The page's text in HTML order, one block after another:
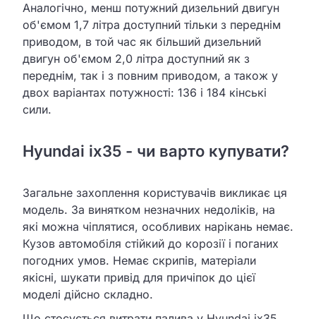
Аналогічно, менш потужний дизельний двигун
об'ємом 1,7 літра доступний тільки з переднім
приводом, в той час як більший дизельний
двигун об'ємом 2,0 літра доступний як з
переднім, так і з повним приводом, а також у
двох варіантах потужності: 136 і 184 кінські
сили.
Hyundai ix35 - чи варто купувати?
Загальне захоплення користувачів викликає ця
модель. За винятком незначних недоліків, на
які можна чіплятися, особливих нарікань немає.
Кузов автомобіля стійкий до корозії і поганих
погодних умов. Немає скрипів, матеріали
якісні, шукати привід для причіпок до цієї
моделі дійсно складно.